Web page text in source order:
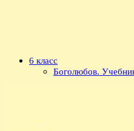
6 класс
Боголюбов.